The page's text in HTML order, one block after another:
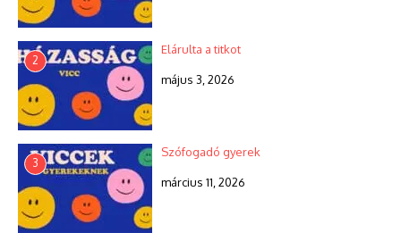
2
Elárulta a titkot
május 3, 2026
3
Szófogadó gyerek
március 11, 2026